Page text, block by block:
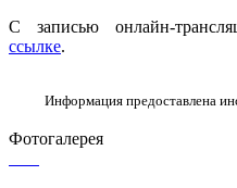
С записью онлайн-
ссылке.
Информация предоставлена
Фотогалерея